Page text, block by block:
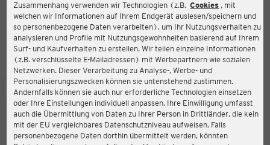
Zusammenhang verwenden wir Technologien (z.B. Cookies , mit
welchen wir Informationen auf Ihrem Endgerät auslesen/speichern und
so personenbezogene Daten verarbeiten), um Ihr Nutzungsverhalten zu
analysieren und Profile mit Nutzungsgewohnheiten basierend auf Ihrem
Surf- und Kaufverhalten zu erstellen. Wir teilen einzelne Informationen
(z.B. verschlüsselte E-Mailadressen) mit Werbepartnern wie sozialen
Netzwerken. Dieser Verarbeitung zu Analyse-, Werbe- und
Personalisierungszwecken können sie untenstehend zustimmen.
Andernfalls können sie auch nur erforderliche Technologien einsetzen
oder Ihre Einstellungen individuell anpassen. Ihre Einwilligung umfasst
auch die Übermittlung von Daten zu Ihrer Person in Drittländer, die kein
mit der EU vergleichbares Datenschutzniveau aufweisen. Falls
personenbezogene Daten dorthin übermittelt werden, könnten
ERNSTING'S FAMILY FILIALE
Querfurter Straße 16
06217 Merseburg
4,0
Bewertung:
STANDORT SERVICES SORTIMENT AKTIONEN
Ernsting's family